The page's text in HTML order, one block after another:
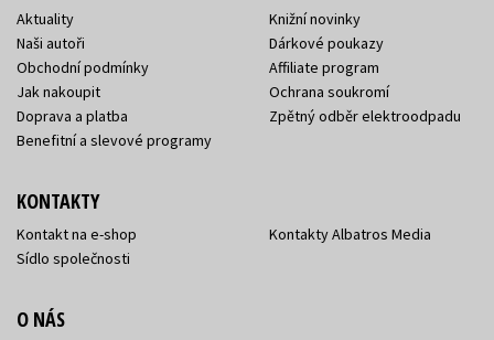
Aktuality
Naši autoři
Obchodní podmínky
Jak nakoupit
Doprava a platba
Benefitní a slevové programy
Knižní novinky
Dárkové poukazy
Affiliate program
Ochrana soukromí
Zpětný odběr elektroodpadu
KONTAKTY
Kontakt na e-shop
Sídlo společnosti
Kontakty Albatros Media
O NÁS